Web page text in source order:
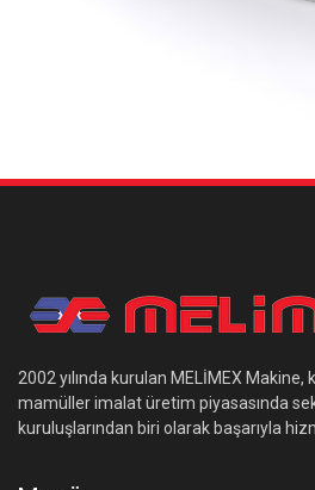
2002 yılında kurulan MELİMEX
mamüller imalat üretim piyasasında
kuruluşlarından biri olarak başarıyla